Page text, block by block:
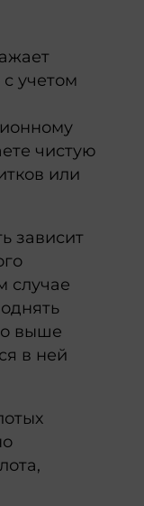
учетом
чистую
или
зависит
случае
выше
в ней